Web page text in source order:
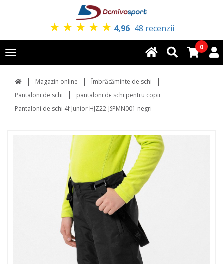
★ ★ ★ ★ ★ 4,96 48 recenzii
Toggle
navigation
0
Magazin online
Îmbrăcăminte de schi
Pantaloni de schi
pantaloni de schi pentru copii
Pantaloni de schi 4f Junior HJZ22-JSPMN001 negri